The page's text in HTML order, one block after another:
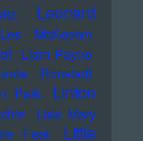
Leonard
Les McKeown
Liam Payne
Ronstadt
Park
Linton
Lisa Mary
Feat
Little